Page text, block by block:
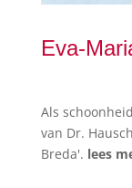
Eva-
Als
van Dr.
Breda'. lees